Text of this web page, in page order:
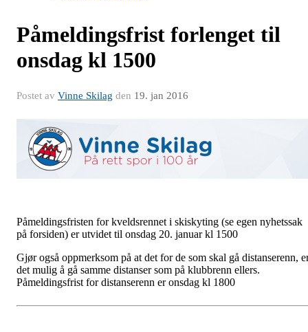
Påmeldingsfrist forlenget til
onsdag kl 1500
Postet av Vinne Skilag den 19. jan 2016
Påmeldingsfristen for kveldsrennet i skiskyting (se egen nyhetssak
på forsiden) er utvidet til onsdag 20. januar kl 1500
Gjør også oppmerksom på at det for de som skal gå distanserenn,
det mulig å gå samme distanser som på klubbrenn ellers.
Påmeldingsfrist for distanserenn er onsdag kl 1800